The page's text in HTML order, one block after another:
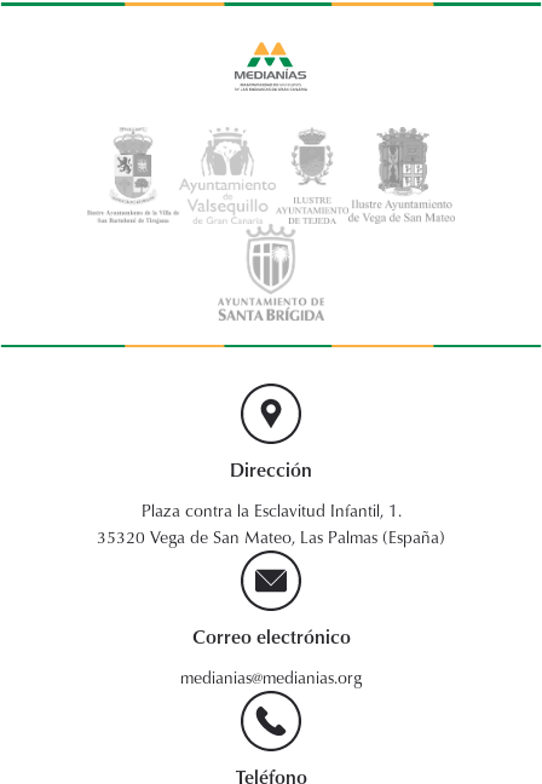
Dirección
Plaza contra la Esclavitud Infantil, 1.
35320 Vega de San Mateo, Las Palmas (España)
Correo electrónico
medianias@medianias.org
Teléfono